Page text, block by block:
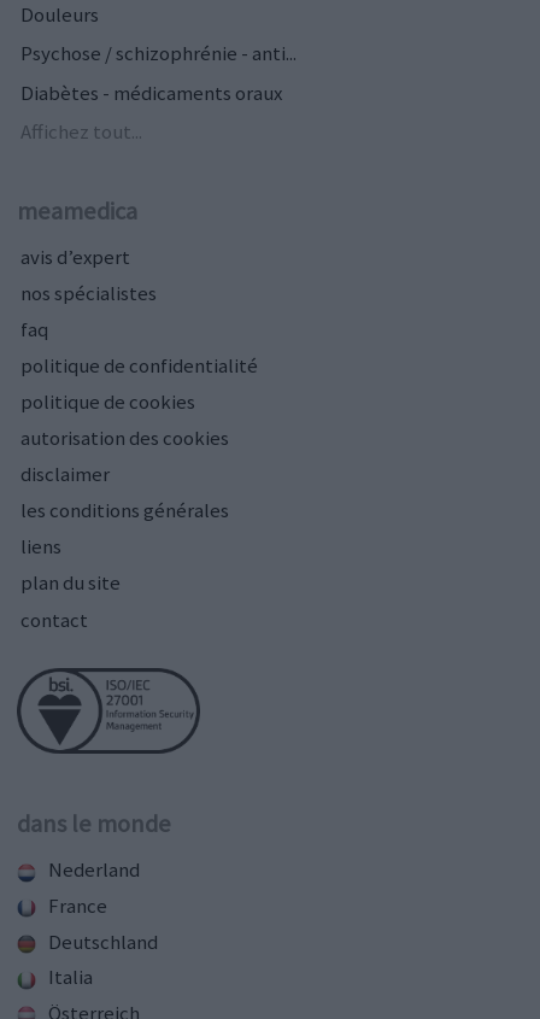
Douleurs
Psychose / schizophrénie - anti...
Diabètes - médicaments oraux
Affichez tout...
meamedica
avis d’expert
nos spécialistes
faq
politique de confidentialité
politique de cookies
autorisation des cookies
disclaimer
les conditions générales
liens
plan du site
contact
dans le monde
Nederland
France
Deutschland
Italia
Österreich